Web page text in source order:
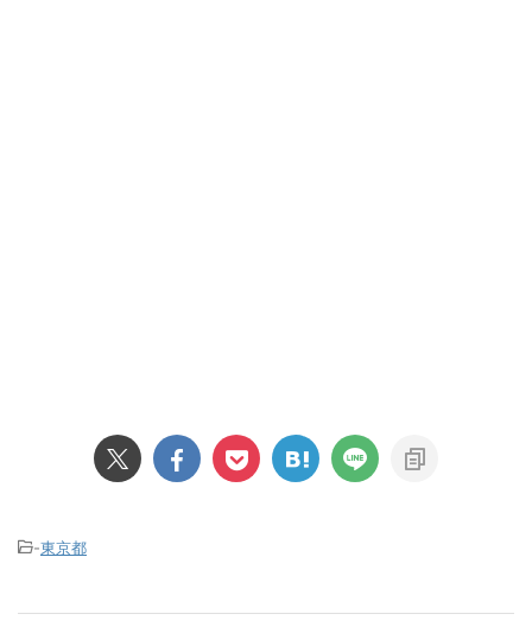
-東京都